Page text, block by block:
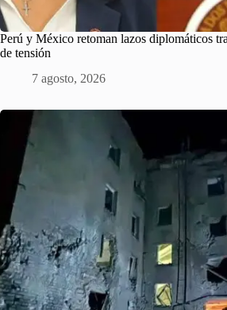
Perú y México retoman lazos diplomáticos
de tensión
7 agosto, 2026